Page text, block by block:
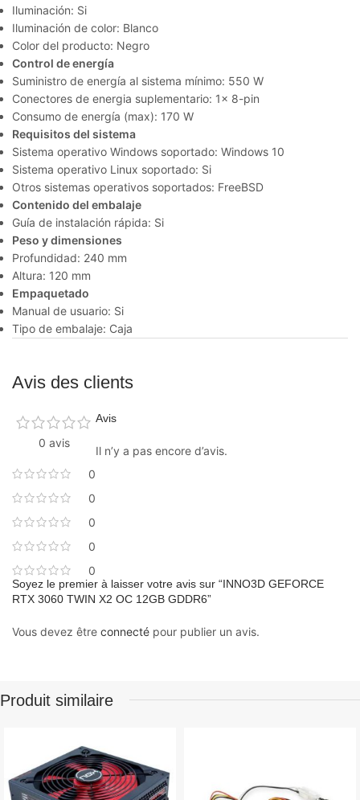
Iluminación: Si
Iluminación de color: Blanco
Color del producto: Negro
Control de energía
Suministro de energía al sistema mínimo: 550 W
Conectores de energia suplementario: 1x 8-pin
Consumo de energía (max): 170 W
Requisitos del sistema
Sistema operativo Windows soportado: Windows 10
Sistema operativo Linux soportado: Si
Otros sistemas operativos soportados: FreeBSD
Contenido del embalaje
Guía de instalación rápida: Si
Peso y dimensiones
Profundidad: 240 mm
Altura: 120 mm
Empaquetado
Manual de usuario: Si
Tipo de embalaje: Caja
Avis des clients
0 avis
0
0
0
0
0
Avis
Il n’y a pas encore d’avis.
Soyez le premier à laisser votre avis sur “INNO3D GEFORCE
RTX 3060 TWIN X2 OC 12GB GDDR6”
Vous devez être connecté pour publier un avis.
Produit similaire